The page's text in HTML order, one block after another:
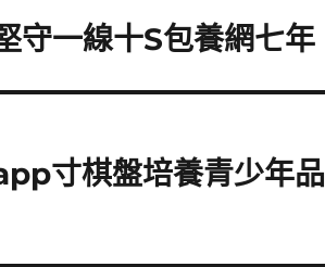
守一線十S包養網七年
寸棋盤培養青少年品